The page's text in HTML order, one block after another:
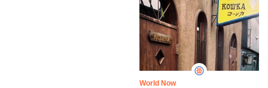
World Now